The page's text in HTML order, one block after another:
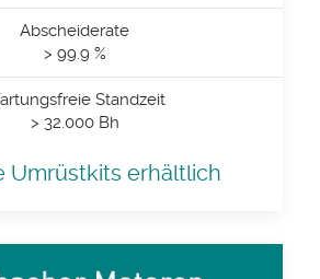
Abscheiderate
> 99.9 %
Standzeit
> 32.000 Bh
Umrüstkits erhältlich